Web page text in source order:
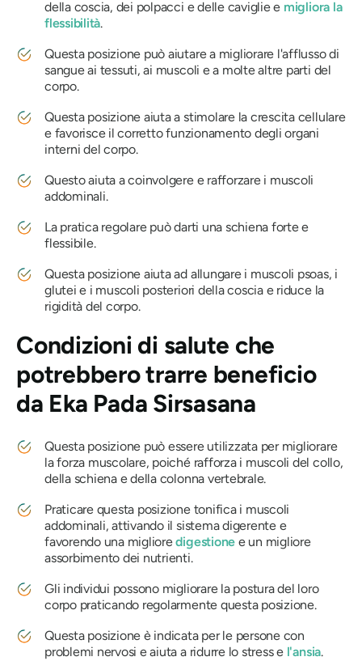
della coscia, dei polpacci e delle caviglie e migliora la
flessibilità.
Questa posizione può aiutare a migliorare l'afflusso di
sangue ai tessuti, ai muscoli e a molte altre parti del
corpo.
Questa posizione aiuta a stimolare la crescita cellulare
e favorisce il corretto funzionamento degli organi
interni del corpo.
Questo aiuta a coinvolgere e rafforzare i muscoli
addominali.
La pratica regolare può darti una schiena forte e
flessibile.
Questa posizione aiuta ad allungare i muscoli psoas, i
glutei e i muscoli posteriori della coscia e riduce la
rigidità del corpo.
Condizioni di salute che
potrebbero trarre beneficio
da Eka Pada Sirsasana
Questa posizione può essere utilizzata per migliorare
la forza muscolare, poiché rafforza i muscoli del collo,
della schiena e della colonna vertebrale.
Praticare questa posizione tonifica i muscoli
addominali, attivando il sistema digerente e
favorendo una miglioredigestione e un migliore
assorbimento dei nutrienti.
Gli individui possono migliorare la postura del loro
corpo praticando regolarmente questa posizione.
Questa posizione è indicata per le persone con
problemi nervosi e aiuta a ridurre lo stress e l'ansia.